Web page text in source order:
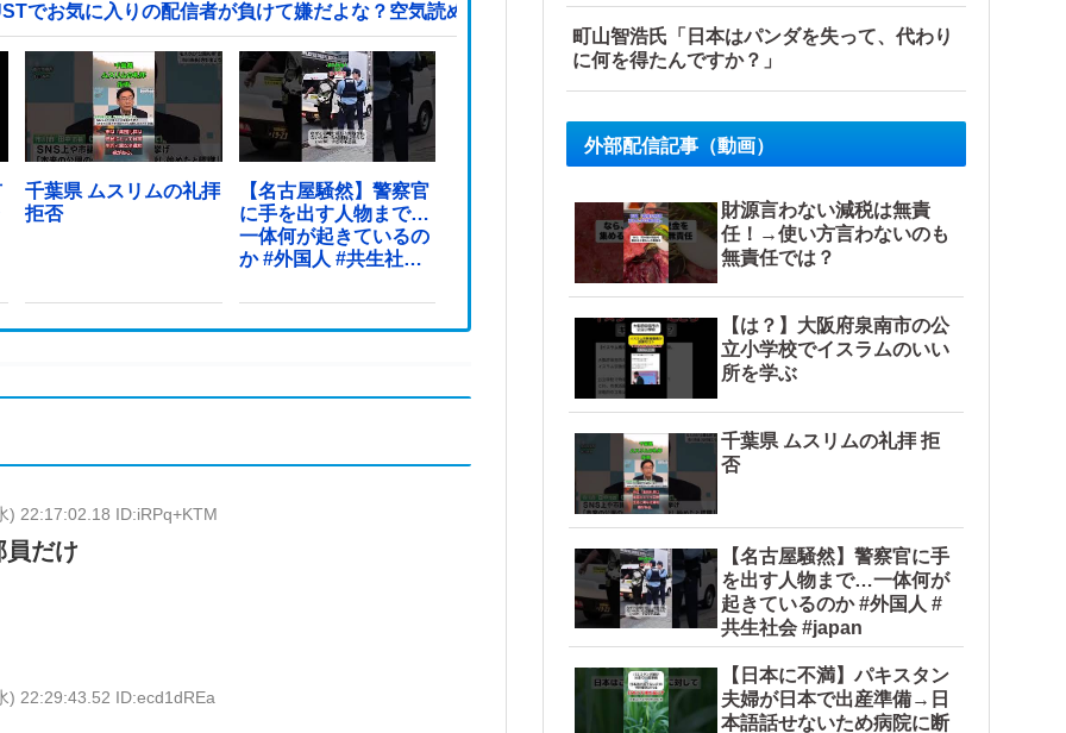
でお気に入りの配信者が負けて嫌だよな？空気読めってなるよな？その結果がVCR。お前らVCR向いてるよ」→大炎上他
千葉県 ムスリムの礼拝
拒否
【名古屋騒然】警察官
に手を出す人物まで…
一体何が起きているの
か #外国人 #共生社会
) 22:17:02.18 ID:iRPq+KTM
員だけ
) 22:29:43.52 ID:ecd1dREa
町山智浩氏「日本はパンダを失って、代わり
に何を得たんですか？」
外部配信記事（動画）
財源言わない減税は無責
任！→使い方言わないのも
無責任では？
【は？】大阪府泉南市の公
立小学校でイスラムのいい
所を学ぶ
千葉県 ムスリムの礼拝 拒
否
【名古屋騒然】警察官に手
を出す人物まで…一体何が
起きているのか #外国人 #
共生社会 #japan
【日本に不満】パキスタン
夫婦が日本で出産準備→日
本語話せないため病院に断